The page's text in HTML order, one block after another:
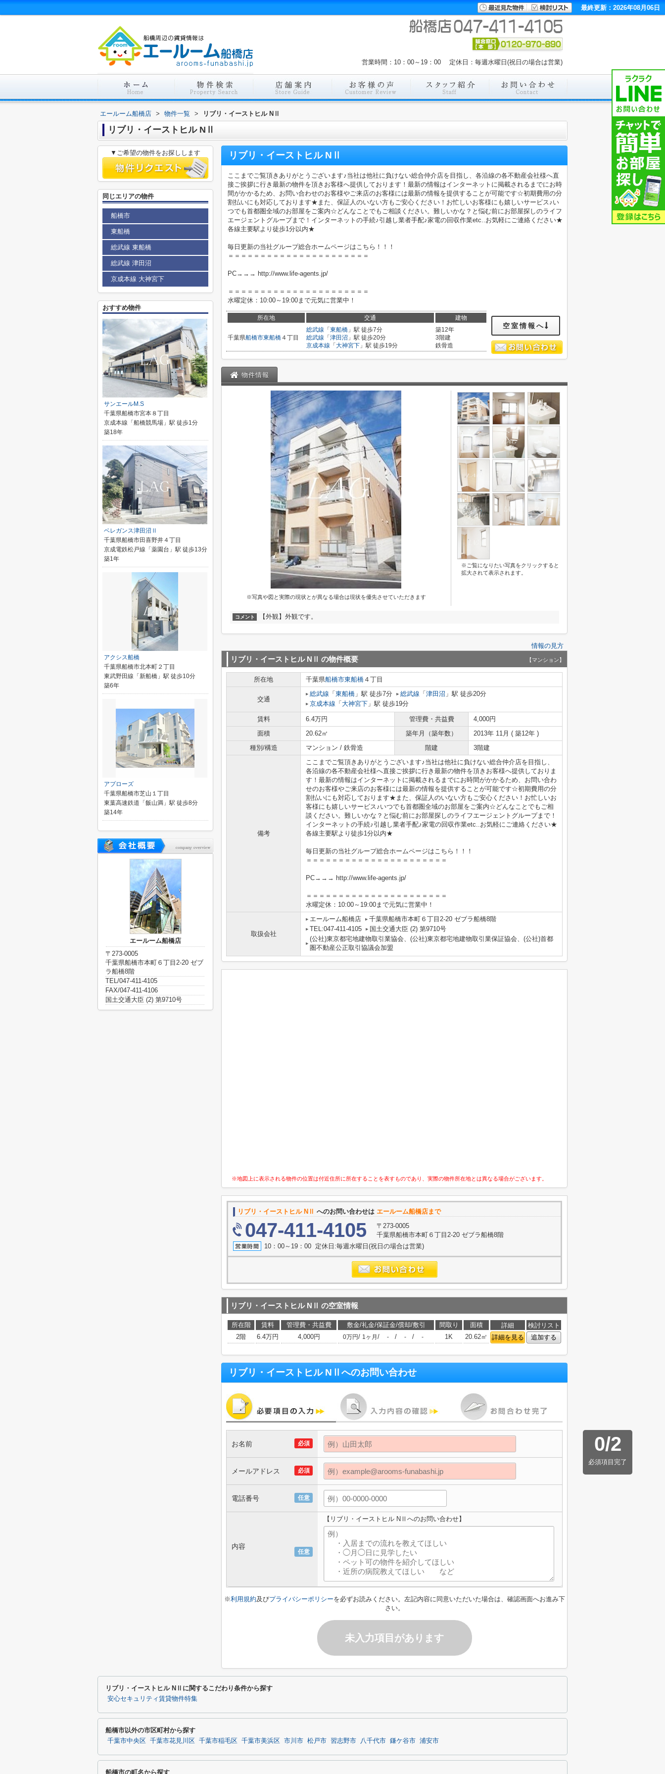
最終更新：2026年08月06日
営業時間：10：00～19：00 定休日：毎週水曜日(祝日の場合は営業)
エールーム船橋店 > 物件一覧 > リブリ・イーストヒル NⅡ
リブリ・イーストヒル NⅡ
リブリ・イーストヒル NⅡ
ここまでご覧頂きありがとうございます♪当社は他社に負けない総合仲介店を目指し、各沿線の各不動産会社様へ直
接ご挨拶に行き最新の物件を頂きお客様へ提供しております！最新の情報はインターネットに掲載されるまでにお時
間がかかるため、お問い合わせのお客様やご来店のお客様には最新の情報を提供することが可能です☆初期費用の分
割払いにも対応しております★また、保証人のいない方もご安心ください！お忙しいお客様にも嬉しいサービス♪い
つでも首都圏全域のお部屋をご案内☆どんなことでもご相談ください。難しいかな？と悩む前にお部屋探しのライフ
エージェントグループまで！インターネットの手続♪引越し業者手配♪家電の回収作業etc..お気軽にご連絡ください★
各線主要駅より徒歩1分以内★
毎日更新の当社グループ総合ホームページはこちら！！！
＝＝＝＝＝＝＝＝＝＝＝＝＝＝＝＝＝＝＝＝＝＝
PC→→→ http://www.life-agents.jp/
＝＝＝＝＝＝＝＝＝＝＝＝＝＝＝＝＝＝＝＝＝＝
水曜定休：10:00～19:00まで元気に営業中！
所在地 交通 建物
千葉県船橋市東船橋４丁目
総武線 「 東船橋 」駅 徒歩7分
総武線 「 津田沼 」駅 徒歩20分
京成本線 「 大神宮下 」駅 徒歩19分
築12年
3階建
鉄骨造
空室情報へ
物件情報
※写真や図と実際の現状とが異なる場合は現状を優先させていただきます
※ご覧になりたい写真をクリックすると
拡大されて表示されます。
コメント 【外観】外観です。
情報の見方
リブリ・イーストヒル NⅡ の物件概要 【マンション】
所在地 千葉県船橋市東船橋 ４丁目
交通
総武線 「 東船橋 」駅 徒歩7分 総武線 「 津田沼 」駅 徒歩20分
京成本線 「 大神宮下 」駅 徒歩19分
賃料 6.4万円 管理費・共益費
4,000円
面積
20.62㎡ 築年月（築年数）
2013年 11月 ( 築12年 )
種別/構造
マンション / 鉄骨造 階建 3階建
備考
ここまでご覧頂きありがとうございます♪当社は他社に負けない総合仲介店を目指し、
各沿線の各不動産会社様へ直接ご挨拶に行き最新の物件を頂きお客様へ提供しておりま
す！最新の情報はインターネットに掲載されるまでにお時間がかかるため、お問い合わ
せのお客様やご来店のお客様には最新の情報を提供することが可能です☆初期費用の分
割払いにも対応しております★また、保証人のいない方もご安心ください！お忙しいお
客様にも嬉しいサービス♪いつでも首都圏全域のお部屋をご案内☆どんなことでもご相
談ください。難しいかな？と悩む前にお部屋探しのライフエージェントグループまで！
インターネットの手続♪引越し業者手配♪家電の回収作業etc..お気軽にご連絡ください★
各線主要駅より徒歩1分以内★
毎日更新の当社グループ総合ホームページはこちら！！！
＝＝＝＝＝＝＝＝＝＝＝＝＝＝＝＝＝＝＝＝＝＝
PC→→→ http://www.life-agents.jp/
＝＝＝＝＝＝＝＝＝＝＝＝＝＝＝＝＝＝＝＝＝＝
水曜定休：10:00～19:00まで元気に営業中！
取扱会社
エールーム船橋店
千葉県船橋市本町６丁目2-20 ゼブラ船橋8階
TEL:047-411-4105
国土交通大臣 (2) 第9710号
(公社)東京都宅地建物取引業協会、(公社)東京都宅地建物取引業保証協会、(公社)首都
圏不動産公正取引協議会加盟
※地図上に表示される物件の位置は付近住所に所在することを表すものであり、実際の物件所在地とは異なる場合がございます。
リブリ・イーストヒル NⅡ へのお問い合わせは エールーム船橋店まで
047-411-4105
〒273-0005
千葉県船橋市本町６丁目2-20 ゼブラ船橋8階
10：00～19：00 定休日:毎週水曜日(祝日の場合は営業)
リブリ・イーストヒル NⅡ の空室情報
所在階 賃料 管理費・共益費 敷金/礼金/保証金/償却/敷引 間取り 面積 詳細
検討リスト
2階
6.4万円 4,000円 0万円/ 1ヶ月 / - / - / - 1K 20.62㎡ 詳細を見る 追加する
リブリ・イーストヒル NⅡ へのお問い合わせ
0/2
必須項目完了
必須
お名前
必須
メールアドレス
任意
電話番号
任意
内容
【リブリ・イーストヒル NⅡへのお問い合わせ】
※利用規約及びプライバシーポリシーを必ずお読みください。左記内容に同意いただいた場合は、確認画面へお進み下
さい。
未入力項目があります
▼ご希望の物件をお探しします
同じエリアの物件
船橋市
東船橋
総武線 東船橋
総武線 津田沼
京成本線 大神宮下
おすすめ物件
サンエールM.S
千葉県船橋市宮本８丁目
京成本線「船橋競馬場」駅 徒歩1分
築18年
ベレガンス津田沼Ⅱ
千葉県船橋市田喜野井４丁目
京成電鉄松戸線「薬園台」駅 徒歩13分
築1年
アクシス船橋
千葉県船橋市北本町２丁目
東武野田線「新船橋」駅 徒歩10分
築6年
アプローズ
千葉県船橋市芝山１丁目
東葉高速鉄道「飯山満」駅 徒歩8分
築14年
エールーム船橋店
〒273-0005
千葉県船橋市本町６丁目2-20 ゼブ
ラ船橋8階
TEL/047-411-4105
FAX/047-411-4106
国土交通大臣 (2) 第9710号
リブリ・イーストヒル NⅡに関するこだわり条件から探す
安心セキュリティ賃貸物件特集
船橋市以外の市区町村から探す
千葉市中央区 千葉市花見川区 千葉市稲毛区 千葉市美浜区 市川市 松戸市 習志野市 八千代市 鎌ケ谷市 浦安市
船橋市の町名から探す